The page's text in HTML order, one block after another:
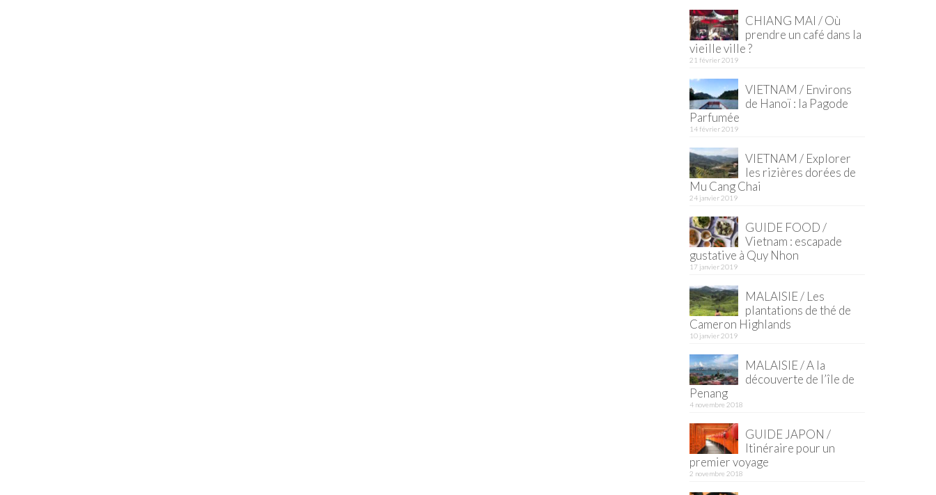
CHIANG MAI / Où
prendre un café dans la
vieille ville ?
21 février 2019
VIETNAM / Environs
de Hanoï : la Pagode
Parfumée
14 février 2019
VIETNAM / Explorer
les rizières dorées de
Mu Cang Chai
24 janvier 2019
GUIDE FOOD /
Vietnam : escapade
gustative à Quy Nhon
17 janvier 2019
MALAISIE / Les
plantations de thé de
Cameron Highlands
10 janvier 2019
MALAISIE / A la
découverte de l’île de
Penang
4 novembre 2018
GUIDE JAPON /
Itinéraire pour un
premier voyage
2 novembre 2018